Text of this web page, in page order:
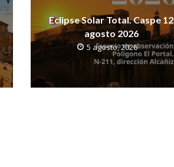
Eclipse Solar Total. Caspe 12
agosto 2026
5 agosto, 2026